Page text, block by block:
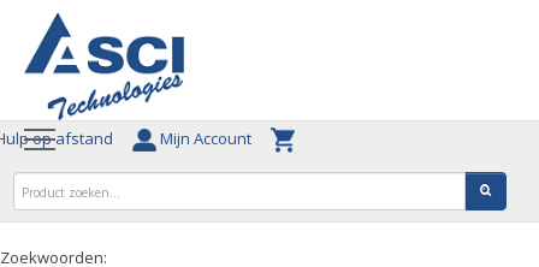
op afstand Mijn Account
Zoekwoorden: